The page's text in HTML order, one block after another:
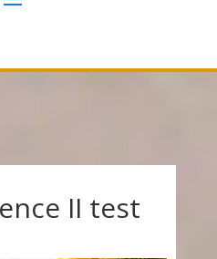
II test